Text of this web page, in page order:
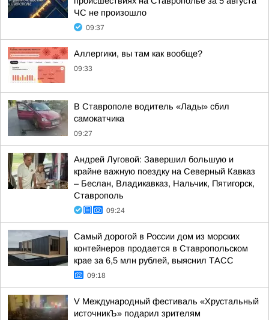
ЧС не произошло
09:37
Аллергики, вы там как вообще?
09:33
В Ставрополе водитель «Лады» сбил
самокатчика
09:27
Андрей Луговой: Завершил большую и
крайне важную поездку на Северный Кавказ
– Беслан, Владикавказ, Нальчик, Пятигорск,
Ставрополь
09:24
Самый дорогой в России дом из морских
контейнеров продается в Ставропольском
крае за 6,5 млн рублей, выяснил ТАСС
09:18
V Международный фестиваль «Хрустальный
источникЪ» подарил зрителям